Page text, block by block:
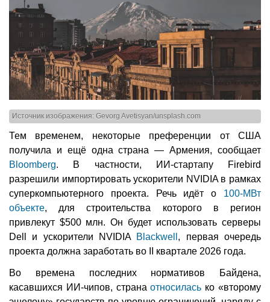
Источник изображения: Gevorg Avetisyan/unsplash.com
Тем временем, некоторые преференции от США
получила и ещё одна страна — Армения, сообщает
Bloomberg. В частности, ИИ-стартапу Firebird
разрешили импортировать ускорители NVIDIA в рамках
суперкомпьютерного проекта. Речь идёт о 100-МВт
объекте, для строительства которого в регион
привлекут $500 млн. Он будет использовать серверы
Dell и ускорители NVIDIA Blackwell , первая очередь
проекта должна заработать во II квартале 2026 года.
Во времена последних нормативов Байдена,
касавшихся ИИ-чипов, странаотносилась ко «второму